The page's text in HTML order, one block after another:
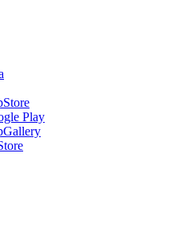
Play